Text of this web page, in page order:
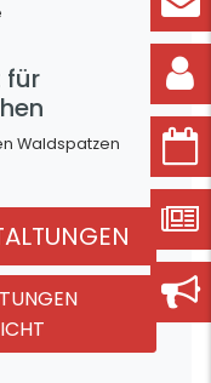
für
Waldspatzen